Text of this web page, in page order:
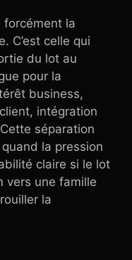
forcément la
C’est celle qui
du lot au
pour la
business,
intégration
séparation
la pression
claire si le lot
vers une famille
la